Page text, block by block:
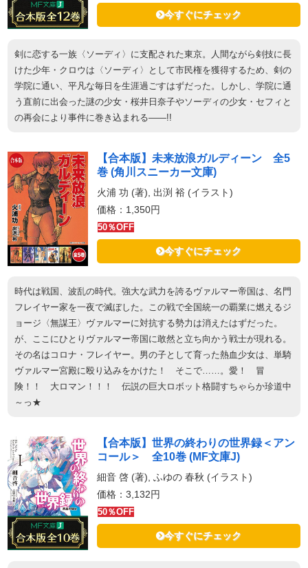
今すぐにチェック
剣に恋する一族〈ソーディ〉に支配された東京。人間ながら剣技に長
けた少年・クロウは〈ソーディ〉として市民権を獲得するため、剣の
学院に通い、平凡な毎日を生涯過ごすはずだった。しかし、学院に通
う直前に出会った謎の少女・桜井日奈子やソーディの少女・セフィと
の再会により事件に巻き込まれる――!!
【合本版】未来放浪ガルディーン 全5
巻 (角川スニーカー文庫)
火浦 功 (著), 出渕 裕 (イラスト)
価格：1,350円
50％OFF
今すぐにチェック
時代は戦国、波乱の時代。強大な武力を誇るヴァルマー帝国は、名門
フレイヤー家を一夜で滅ぼした。この戦で全国統一の覇業に燃えるジ
ョージ〈無謀王〉ヴァルマーに対抗する勢力は消えたはずだった。
が、ここにひとりヴァルマー帝国に敢然と立ち向かう戦士が現れる。
その名はコロナ・フレイヤー。男の子として育った熱血少女は、単騎
ヴァルマー宮殿に殴り込みをかけた！ そこで……。愛！ 冒
険！！ 大ロマン！！！ 伝説の巨大ロボット格闘すちゃらか珍道中
～っ★
【合本版】世界の終わりの世界録＜アン
コール＞ 全10巻 (MF文庫J)
細音 啓 (著), ふゆの 春秋 (イラスト)
価格：3,132円
50％OFF
今すぐにチェック